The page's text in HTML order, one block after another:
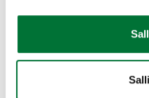
riistakeskuksen
tehdä näissä tapauksissa
Lisää suurpetoseurannasta
Petoyhdyshenkilöiden